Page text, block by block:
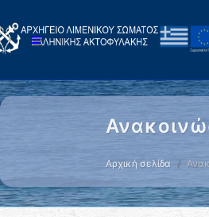
Αρχική σελίδα